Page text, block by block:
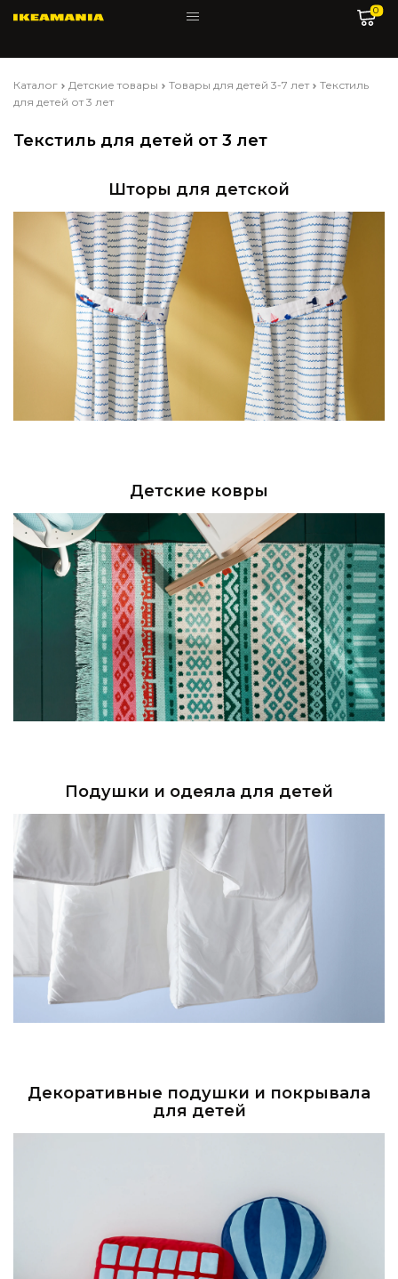
0
Каталог Детские товары Товары для детей 3-7 лет
Текстиль
для детей от 3 лет
Текстиль для детей от 3 лет
Шторы для детской
Детские ковры
Подушки и одеяла для детей
Декоративные подушки и покрывала
для детей